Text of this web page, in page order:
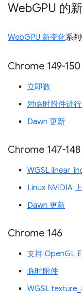
WebGPU 的
WebGPU 新变化系
Chrome 149-150
立即数
对临时附件进
Dawn 更新
Chrome 147-148
WGSL
Linux NVIDIA
Dawn 更新
Chrome 146
支持 OpenGL
临时附件
WGSL